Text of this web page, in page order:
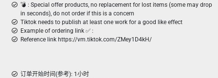
💣 ︎: Special offer products, no replacement for lost items (some may drop
in seconds), do not order if this is a concern
Tiktok needs to publish at least one work for a good like effect
Example of ordering link ✅ :
Reference link https://vm.tiktok.com/ZMey1D4kH/
订单开始时间(参考): 1小时